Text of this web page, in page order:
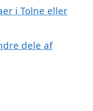
i Tolne eller
dele af